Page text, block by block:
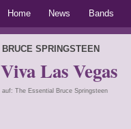
Home News Bands
BRUCE SPRINGSTEEN
Viva Las Vegas
auf: The Essential Bruce Springsteen